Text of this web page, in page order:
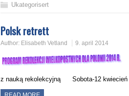
Ukategorisert
Polsk retrett
Author: Elisabeth Vetland 9. april 2014
z nauką rekolekcyjną Sobota-12 kwiecień